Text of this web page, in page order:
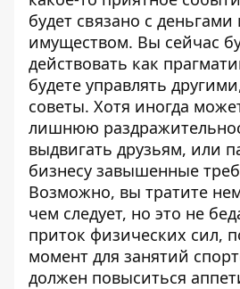
будет связано с деньгами
имуществом. Вы сейчас
действовать как
будете управлять
советы. Хотя иногда
лишнюю
выдвигать друзьям, или
бизнесу завышенные
Возможно, вы тратите
чем следует, но это не
приток физических сил,
момент для занятий
должен повыситься